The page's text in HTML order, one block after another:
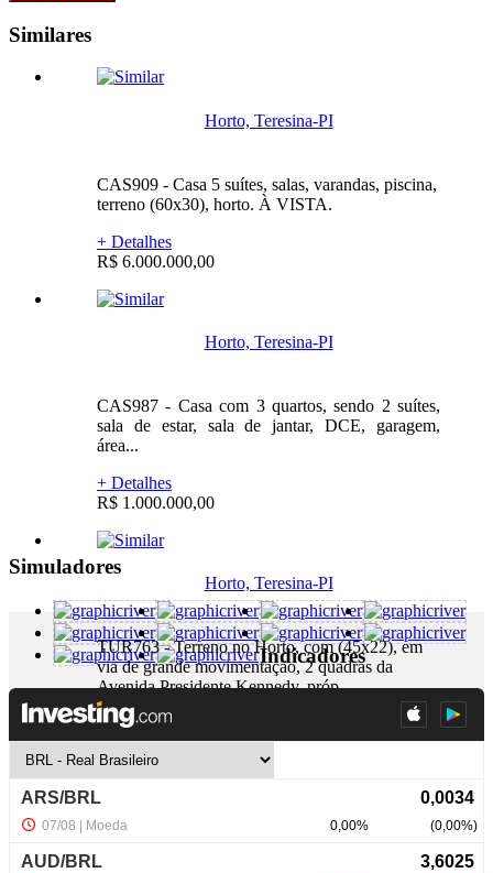
Similares
Horto, Teresina-PI
CAS909 - Casa 5 suítes, salas, varandas, piscina,
terreno (60x30), horto. À VISTA.
+ Detalhes
R$ 6.000.000,00
Horto, Teresina-PI
CAS987 - Casa com 3 quartos, sendo 2 suítes,
sala de estar, sala de jantar, DCE, garagem,
área...
+ Detalhes
R$ 1.000.000,00
Horto, Teresina-PI
TUR763 - Terreno no Horto, com (45x22), em
via de grande movimentação, 2 quadras da
Avenida Presidente Kennedy, próp...
+ Detalhes
R$ 1.300.000,00
Simuladores
Indicadores